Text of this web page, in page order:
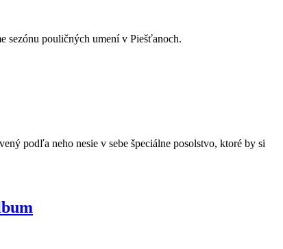
sezónu pouličných umení v Piešťanoch.
podľa neho nesie v sebe špeciálne posolstvo, ktoré by si